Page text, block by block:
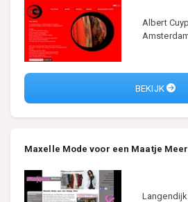
Albert
BEKIJK
Maxelle Mode voor een Maatje Meer
Langendijk